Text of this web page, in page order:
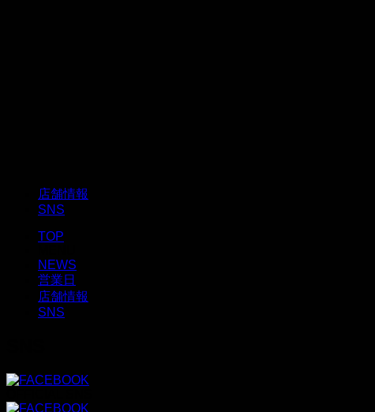
店舗情報
SNS
TOP
NEWS
営業日
店舗情報
SNS